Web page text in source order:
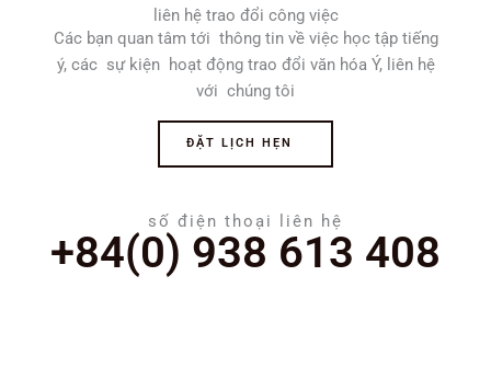
liên hệ trao đổi công việc
Các bạn quan tâm tới thông tin về việc học tập tiếng
ý, các sự kiện hoạt động trao đổi văn hóa Ý, liên hệ
với chúng tôi
ĐẶT LỊCH HẸN
số điện thoại liên hệ
+84(0) 938 613 408